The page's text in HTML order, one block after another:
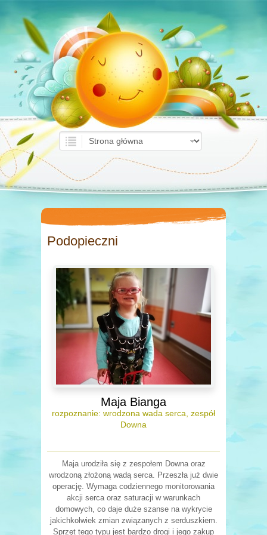
Podopieczni
Maja Bianga
rozpoznanie: wrodzona wada serca, zespół
Downa
Maja urodziła się z zespołem Downa oraz
wrodzoną złożoną wadą serca. Przeszła już dwie
operację. Wymaga codziennego monitorowania
akcji serca oraz saturacji w warunkach
domowych, co daje duże szanse na wykrycie
jakichkolwiek zmian związanych z serduszkiem.
Sprzęt tego typu jest bardzo drogi i jego zakup